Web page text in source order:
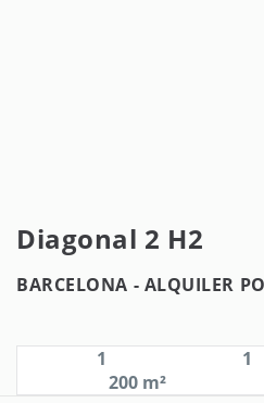
Diagonal 2 H2
BARCELONA - ALQUILER
1 1
200 m²